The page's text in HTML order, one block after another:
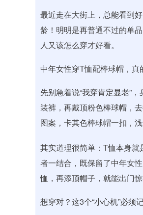
最近走在大街上，总能看到
龄！明明是再普通不过的单
人又该怎么穿才好看。
中年女性穿T恤配棒球帽，真
先别急着说“我穿肯定显老”
装裤，再戴顶粉色棒球帽，
图案，卡其色棒球帽一扣，
其实道理很简单：T恤本身
者一结合，既保留了中年女
恤，再添顶帽子，就能出门惊
想穿对？这3个“小心机”必须